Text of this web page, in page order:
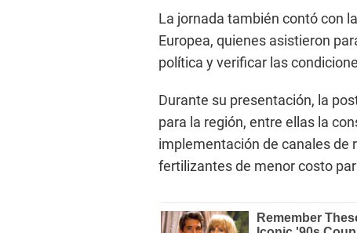
La jornada también contó con
Europea, quienes asistieron
política y verificar las
Durante su presentación, la
para la región, entre ellas la
implementación de canales de
fertilizantes de menor costo